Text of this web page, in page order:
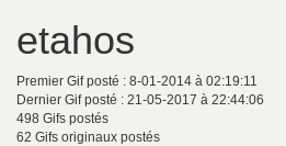
etahos
Premier Gif posté : 8-01-2014 à 02:19:11
Dernier Gif posté : 21-05-2017 à 22:44:06
498 Gifs postés
62 Gifs originaux postés